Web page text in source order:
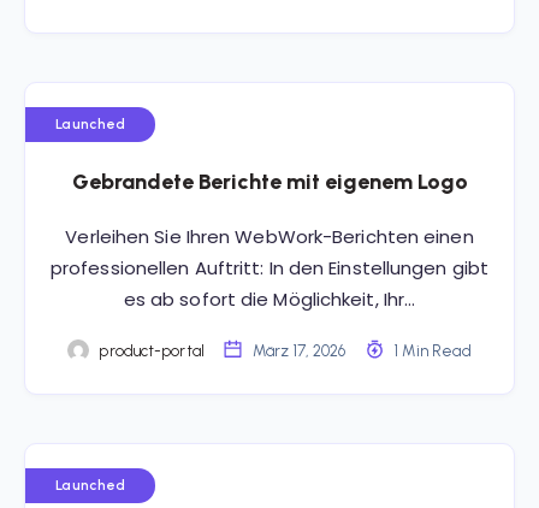
Launched
Gebrandete Berichte mit eigenem Logo
Verleihen Sie Ihren WebWork-Berichten einen
professionellen Auftritt: In den Einstellungen gibt
es ab sofort die Möglichkeit, Ihr…
product-portal März 17, 2026 1 Min Read
Launched